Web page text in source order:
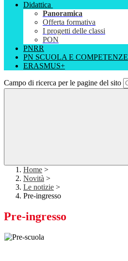
Didattica
Panoramica
Offerta formativa
I progetti delle classi
PON
PNRR
PN SCUOLA E COMPETENZE
ERASMUS+
Campo di ricerca per le pagine del sito
Home >
Novità >
Le notizie >
Pre-ingresso
Pre-ingresso